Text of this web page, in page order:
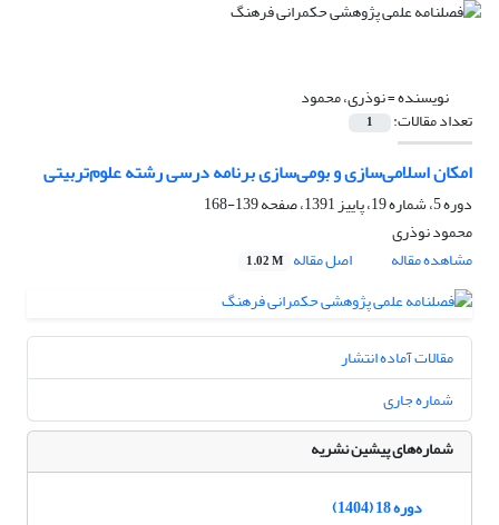
نویسنده =نوذری، محمود
تعداد مقالات: 1
امکان اسلامی‌سازی و بومی‌سازی برنامه درسی رشته علوم‌تربیتی
دوره 5، شماره 19، پاییز 1391، صفحه
139-168
محمود نوذری
مشاهده مقاله
اصل مقاله 1.02 M
مقالات آماده انتشار
شماره جاری
شماره‌های پیشین نشریه
دوره 18 (1404)